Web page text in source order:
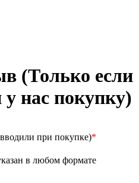
(Только если
нас покупку)
при покупке)*
в любом формате